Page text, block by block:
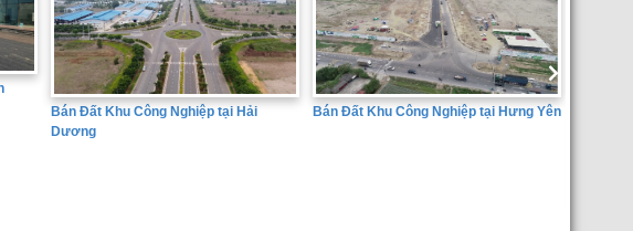
Đất Khu Công Nghiệp tại Hải
Bán Đất Khu Công Nghiệp tại Hưng Yên